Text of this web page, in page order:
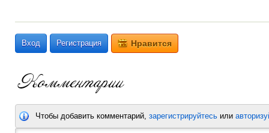
Вход Регистрация Нравится
Чтобы добавить комментарий, зарегистрируйтесь или